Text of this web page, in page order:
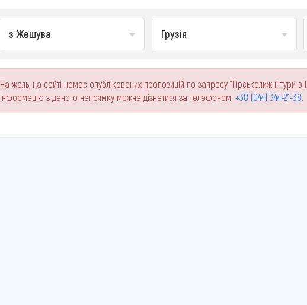
з Жешува Грузія
На жаль, на сайті немає опублікованих пропозицій по запросу "Гірськолижні тури
інформацію з даного напрямку можна дізнатися за телефоном: +38 (044) 344-21-38